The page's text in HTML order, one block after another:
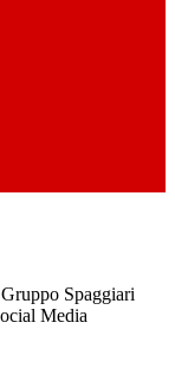
Spaggiari
Media